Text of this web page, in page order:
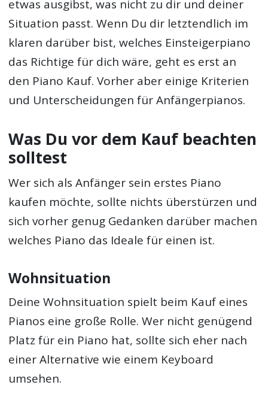
etwas ausgibst, was nicht zu dir und deiner
Situation passt. Wenn Du dir letztendlich im
klaren darüber bist, welches Einsteigerpiano
das Richtige für dich wäre, geht es erst an
den Piano Kauf. Vorher aber einige Kriterien
und Unterscheidungen für Anfängerpianos.
Was Du vor dem Kauf beachten
solltest
Wer sich als Anfänger sein erstes Piano
kaufen möchte, sollte nichts überstürzen und
sich vorher genug Gedanken darüber machen
welches Piano das Ideale für einen ist.
Wohnsituation
Deine Wohnsituation spielt beim Kauf eines
Pianos eine große Rolle. Wer nicht genügend
Platz für ein Piano hat, sollte sich eher nach
einer Alternative wie einem Keyboard
umsehen.